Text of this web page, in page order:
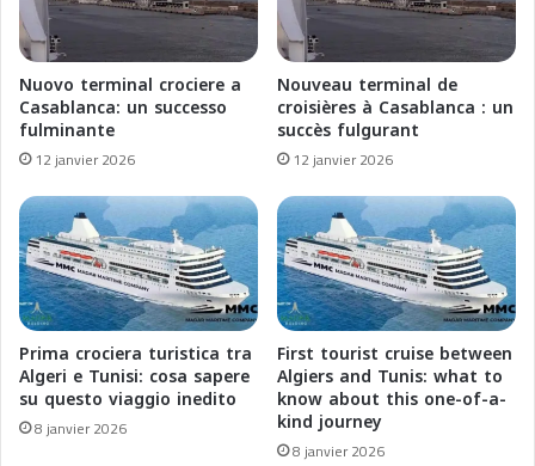
r
r
a
n
e
o
e
n
M
a
g
h
r
e
b
:
u
2
0
2
5
-
2
0
2
6
:
A
J
o
u
r
n
e
Nuovo terminal crociere a
Casablanca: un successo
fulminante
12 janvier 2026
Nouveau terminal de
croisières à Casablanca : un
succès fulgurant
12 janvier 2026
Prima crociera turistica tra
Algeri e Tunisi: cosa sapere
su questo viaggio inedito
8 janvier 2026
First tourist cruise between
Algiers and Tunis: what to
know about this one-of-a-
kind journey
8 janvier 2026